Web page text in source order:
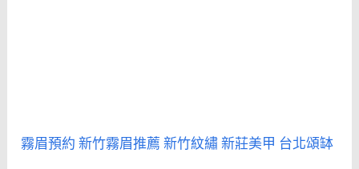
霧眉預約新竹霧眉推薦新竹紋繡新莊美甲 台北頌缽